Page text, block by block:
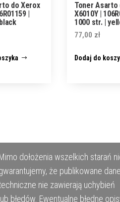
do Xerox
|
Toner Asarto
X6010Y |
1000 str. |
77,00 zł
Dodaj do
dołożenia wszelkich starań
że publikowane dane
nie zawierają uchybień
lub błędów. Ewentualne błędne